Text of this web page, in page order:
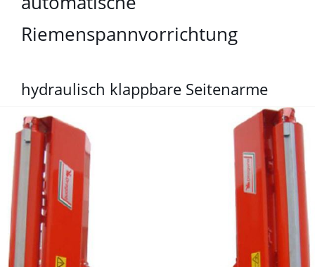
Riemenspannvorrichtung
hydraulisch klappbare Seitenarme